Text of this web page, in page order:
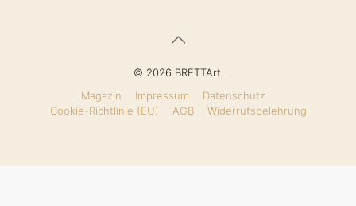
© 2026 BRETTArt.
Magazin
Impressum
Datenschutz
Cookie-Richtlinie (EU)
AGB Widerrufsbelehrung